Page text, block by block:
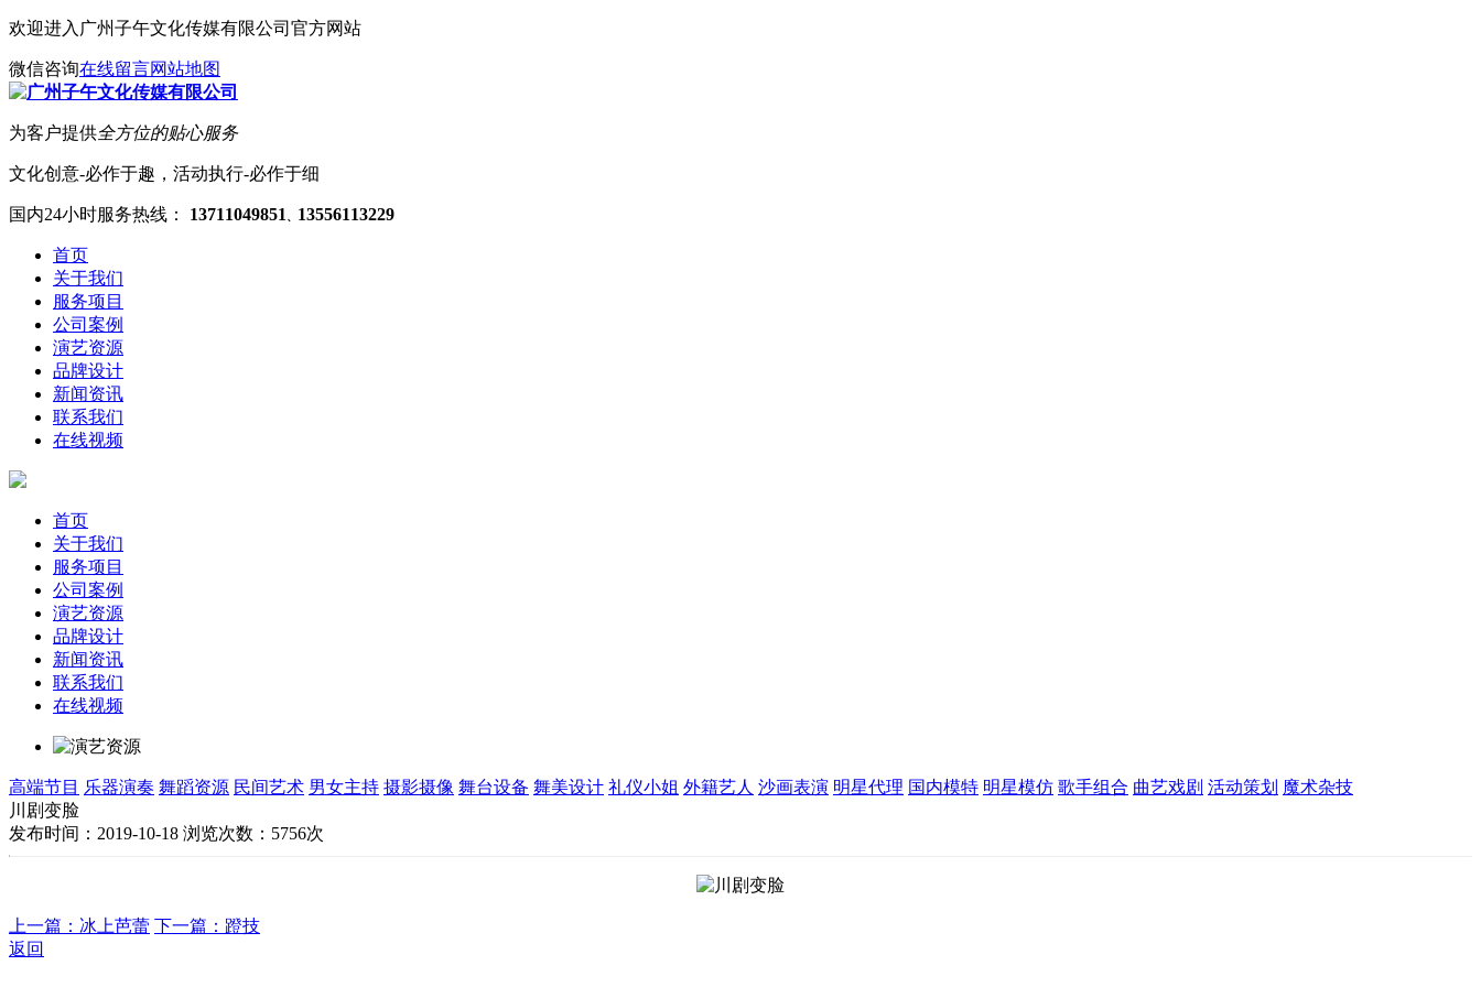
欢迎进入广州子午文化传媒有限公司官方网站
微信咨询在线留言网站地图
为客户提供全方位的贴心服务
文化创意-必作于趣，活动执行-必作于细
国内24小时服务热线： 13711049851 、 13556113229
首页
关于我们
服务项目
公司案例
演艺资源
品牌设计
新闻资讯
联系我们
在线视频
首页
关于我们
服务项目
公司案例
演艺资源
品牌设计
新闻资讯
联系我们
在线视频
高端节目 乐器演奏 舞蹈资源 民间艺术 男女主持 摄影摄像 舞台设备 舞美设计 礼仪小姐 外籍艺人 沙画表演 明星代理 国内模特 明星模仿 歌手组合 曲艺戏剧 活动策划 魔术杂技
川剧变脸
发布时间：2019-10-18 浏览次数：5756次
上一篇：冰上芭蕾 下一篇：蹬技
返回